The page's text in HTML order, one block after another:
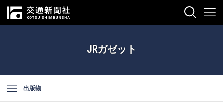
JRガゼット
出版物